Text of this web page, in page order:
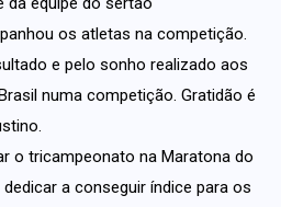
os atletas na competição.
e pelo sonho realizado aos
numa competição. Gratidão é
o tricampeonato na Maratona do
a conseguir índice para os